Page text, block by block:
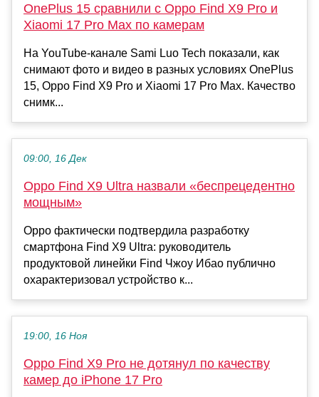
OnePlus 15 сравнили с Oppo Find X9 Pro и
Xiaomi 17 Pro Max по камерам
На YouTube-канале Sami Luo Tech показали, как
снимают фото и видео в разных условиях OnePlus
15, Oppo Find X9 Pro и Xiaomi 17 Pro Max. Качество
снимк...
09:00, 16 Дек
Oppo Find X9 Ultra назвали «беспрецедентно
мощным»
Oppo фактически подтвердила разработку
смартфона Find X9 Ultra: руководитель
продуктовой линейки Find Чжоу Ибао публично
охарактеризовал устройство к...
19:00, 16 Ноя
Oppo Find X9 Pro не дотянул по качеству
камер до iPhone 17 Pro